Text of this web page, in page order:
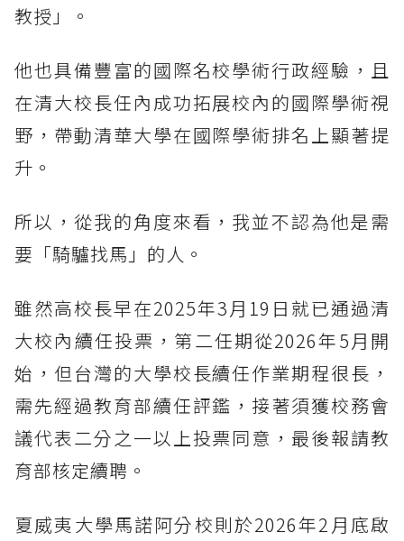
教授」。
他也具備豐富的國際名校學術行政經驗，且
在清大校長任內成功拓展校內的國際學術視
野，帶動清華大學在國際學術排名上顯著提
升。
所以，從我的角度來看，我並不認為他是需
要「騎驢找馬」的人。
雖然高校長早在2025年3月19日就已通過清
大校內續任投票，第二任期從2026年5月開
始，但台灣的大學校長續任作業期程很長，
需先經過教育部續任評鑑，接著須獲校務會
議代表二分之一以上投票同意，最後報請教
育部核定續聘。
夏威夷大學馬諾阿分校則於2026年2月底啟